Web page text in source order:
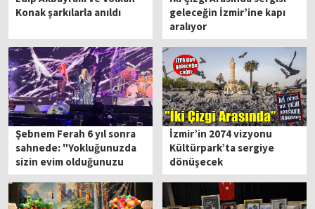
Konak şarkılarla anıldı
geleceğin İzmir’ine kapı
aralıyor
Şebnem Ferah 6 yıl sonra
sahnede: "Yokluğunuzda
sizin evim olduğunuzu
anladım"
İzmir’in 2074 vizyonu
Kültürpark’ta sergiye
dönüşecek